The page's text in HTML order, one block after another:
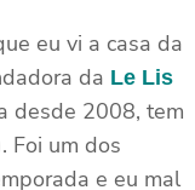
eu vi a casa da
da Le Lis
desde 2008, tem
Foi um dos
e eu mal